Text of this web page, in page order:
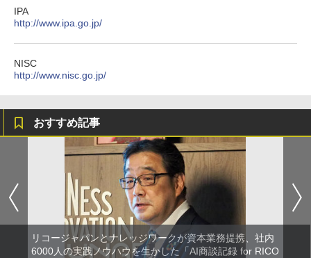
IPA
http://www.ipa.go.jp/
NISC
http://www.nisc.go.jp/
おすすめ記事
リコージャパンとナレッジワークが資本業務提携、社内
6000人の実践ノウハウを生かした「AI商談記録 for RICO